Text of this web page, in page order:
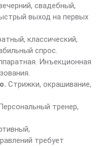
свадебный,
выход на первых
классический,
спрос.
Инъекционная
Стрижки, окрашивание,
тренер,
требует